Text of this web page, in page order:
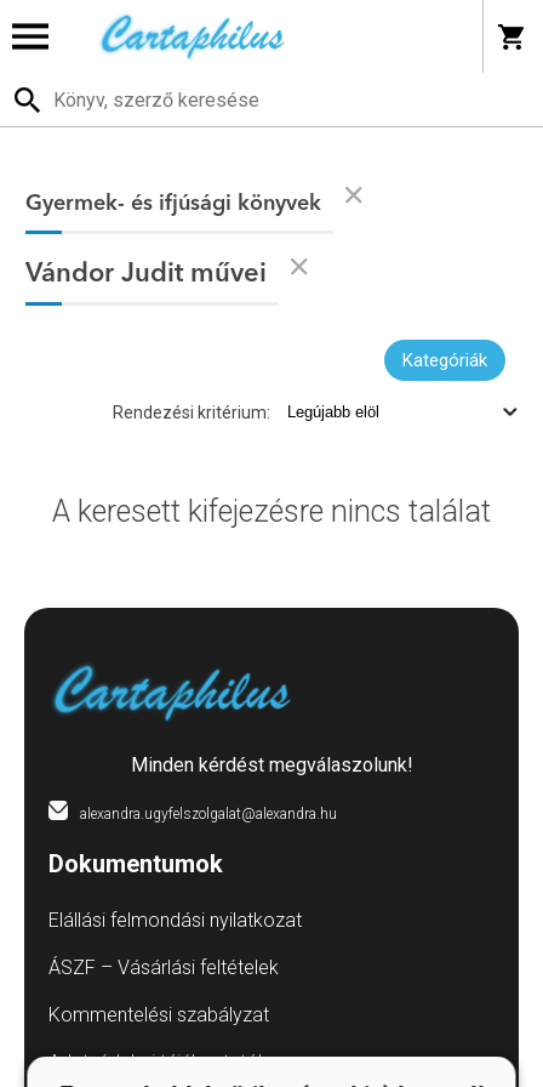
Gyermek- és ifjúsági könyvek
Vándor Judit művei
Kategóriák
Rendezési kritérium:
A keresett kifejezésre nincs találat
Minden kérdést megválaszolunk!
alexandra.ugyfelszolgalat@alexandra.hu
Dokumentumok
Elállási felmondási nyilatkozat
ÁSZF – Vásárlási feltételek
Kommentelési szabályzat
Adatvédelmi tájékoztatók